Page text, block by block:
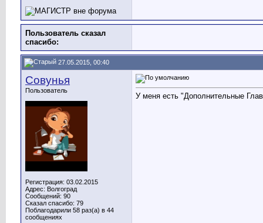
Пользователь сказал
cпасибо:
27.05.2015, 00:40
Совунья
Пользователь
Регистрация: 03.02.2015
Адрес: Волгоград
Сообщений: 90
Сказал спасибо: 79
Поблагодарили 58 раз(а) в 44
сообщениях
У меня есть "Дополнительные